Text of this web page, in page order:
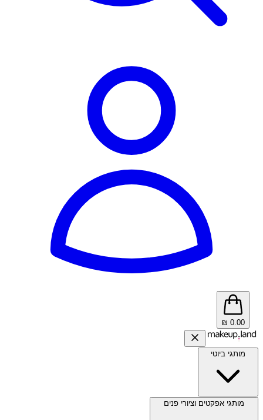
0.00
₪
מותגי ביוטי
מותגי אפקטים וציורי פנים